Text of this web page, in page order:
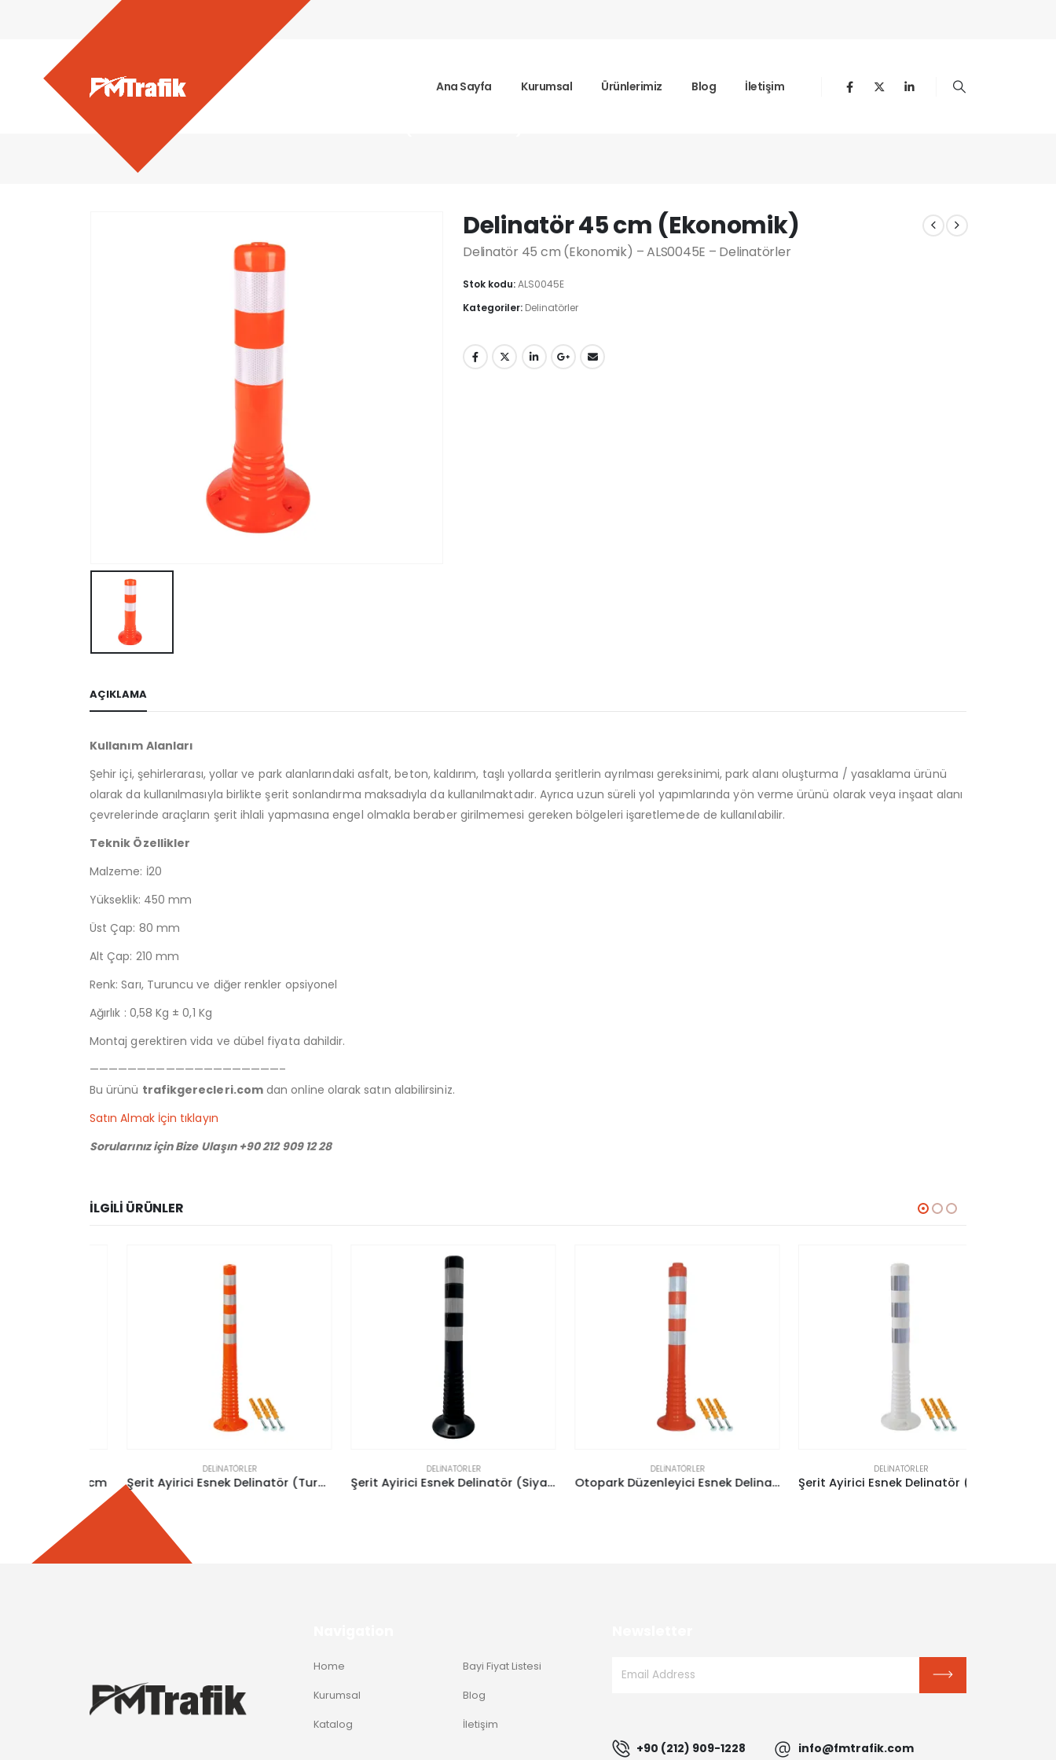
Ana Sayfa Kurumsal Ürünlerimiz Blog İletişim
Ürünlerimiz - Delinatör 45 cm (Ekonomik)
Delinatör 45 cm (Ekonomik)
Delinatör 45 cm (Ekonomik) – ALS0045E – Delinatörler
Stok kodu:ALS0045E
Kategoriler: Delinatörler
AÇIKLAMA
Kullanım Alanları
Şehir içi, şehirlerarası, yollar ve park alanlarındaki asfalt, beton, kaldırım, taşlı yollarda şeritlerin ayrılması gereksinimi, park alanı oluşturma / yasaklama ürünü
olarak da kullanılmasıyla birlikte şerit sonlandırma maksadıyla da kullanılmaktadır. Ayrıca uzun süreli yol yapımlarında yön verme ürünü olarak veya inşaat alanı
çevrelerinde araçların şerit ihlali yapmasına engel olmakla beraber girilmemesi gereken bölgeleri işaretlemede de kullanılabilir.
Teknik Özellikler
Malzeme: İ20
Yükseklik: 450 mm
Üst Çap: 80 mm
Alt Çap: 210 mm
Renk: Sarı, Turuncu ve diğer renkler opsiyonel
Ağırlık : 0,58 Kg ± 0,1 Kg
Montaj gerektiren vida ve dübel fiyata dahildir.
————————————————————–
Bu ürünü trafikgerecleri.comdan online olarak satın alabilirsiniz.
Satın Almak İçin tıklayın
Sorularınız için Bize Ulaşın +90 212 909 12 28
İLGILI ÜRÜNLER
DELINATÖRLER
Şerit Ayirici Esnek Delinatör (Turuncu 100Cm)
DELINATÖRLER
Şerit Ayirici Esnek Delinatör (Siyah 75Cm)
DELINATÖRLER
Otopark Düzenleyici Esnek Delinatör (Soketli)(70Cm) – (Tpe)
DELINATÖRLER
Şerit Ayirici Esnek Delinatör (Beyaz 75Cm)
Home
Kurumsal
Katalog
Bayi Fiyat Listesi
Blog
İletişim
+90 (212) 909-1228 info@fmtrafik.com